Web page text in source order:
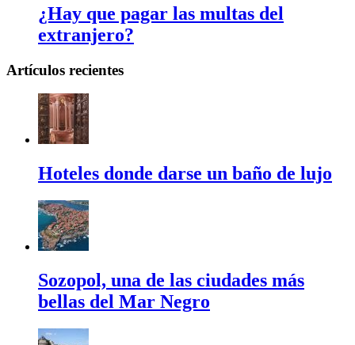
¿Hay que pagar las multas del
extranjero?
Artículos recientes
Hoteles donde darse un baño de lujo
Sozopol, una de las ciudades más
bellas del Mar Negro